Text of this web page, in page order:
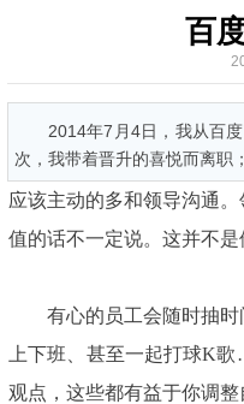
百
2014年7月4日，我从
次，我带着晋升的喜悦而离
应该主动的多和领导沟通
值的话不一定说。这并不是
有心的员工会随时抽时
上下班、甚至一起打球K
观点，这些都有益于你调整